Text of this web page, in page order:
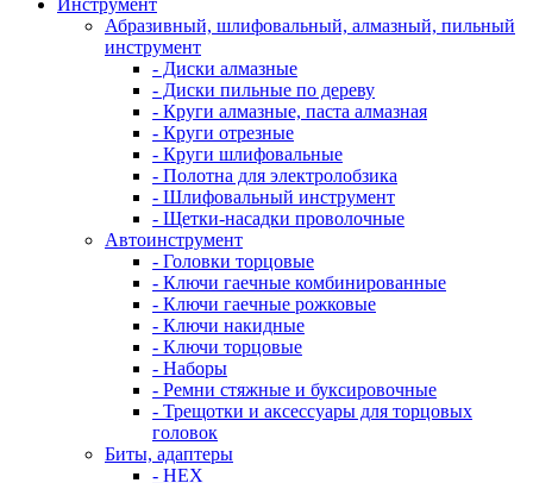
Инструмент
Абразивный, шлифовальный, алмазный, пильный
инструмент
- Диски алмазные
- Диски пильные по дереву
- Круги алмазные, паста алмазная
- Круги отрезные
- Круги шлифовальные
- Полотна для электролобзика
- Шлифовальный инструмент
- Щетки-насадки проволочные
Автоинструмент
- Головки торцовые
- Ключи гаечные комбинированные
- Ключи гаечные рожковые
- Ключи накидные
- Ключи торцовые
- Наборы
- Ремни стяжные и буксировочные
- Трещотки и аксессуары для торцовых
головок
Биты, адаптеры
- HEX